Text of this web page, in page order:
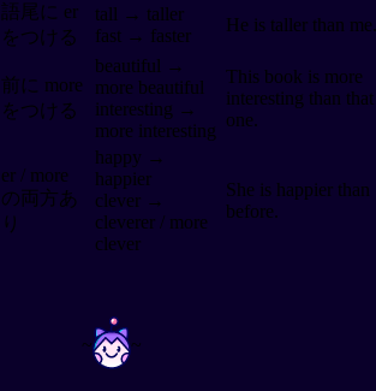
語尾に er
をつける
tall → taller
fast → faster
He is taller than me.
前に more
をつける
beautiful →
more beautiful
interesting →
more interesting
This book is more
interesting than that
one.
er / more
の両方あ
り
happy →
happier
clever →
cleverer / more
clever
She is happier than
before.
~ ~